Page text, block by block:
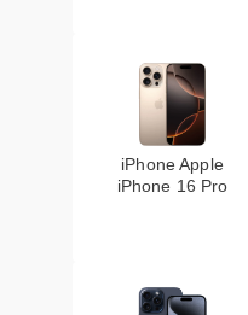
iPhone Apple
iPhone 16 Pro